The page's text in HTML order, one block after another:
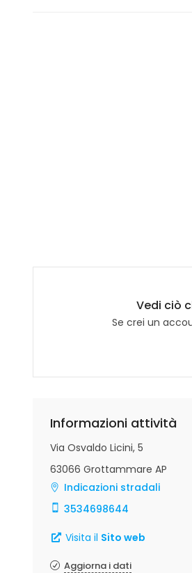
Vedi ciò
Se crei un
Informazioni attività
Via Osvaldo Licini, 5
63066 Grottammare AP
Indicazioni stradali
3534698644
Visita il Sito web
Aggiorna i dati